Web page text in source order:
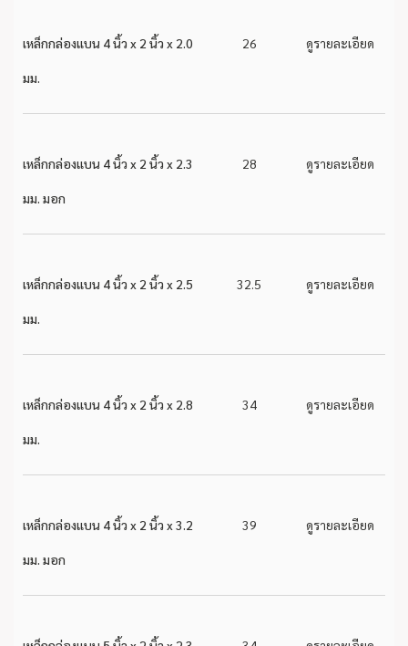
เหล็กกล่องแบน 4 นิ้ว x 2 นิ้ว x 2.0
มม.
26 ดูรายละเอียด
เหล็กกล่องแบน 4 นิ้ว x 2 นิ้ว x 2.3
มม. มอก
28 ดูรายละเอียด
เหล็กกล่องแบน 4 นิ้ว x 2 นิ้ว x 2.5
มม.
32.5 ดูรายละเอียด
เหล็กกล่องแบน 4 นิ้ว x 2 นิ้ว x 2.8
มม.
34 ดูรายละเอียด
เหล็กกล่องแบน 4 นิ้ว x 2 นิ้ว x 3.2
มม. มอก
39 ดูรายละเอียด